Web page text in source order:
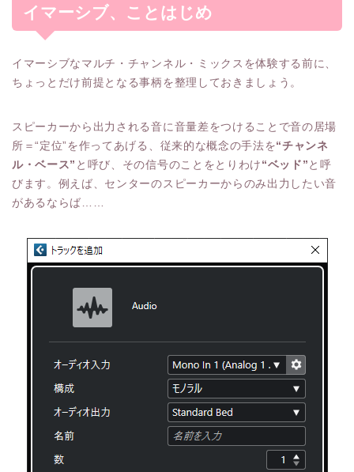
イマーシブ、ことはじめ
イマーシブなマルチ・チャンネル・ミックスを体験する前に、
ちょっとだけ前提となる事柄を整理しておきましょう。
スピーカーから出力される音に音量差をつけることで音の居場
所＝“定位”を作ってあげる、従来的な概念の手法を“チャンネ
ル・ベース” と呼び、その信号のことをとりわけ “ベッド” と呼
びます。例えば、センターのスピーカーからのみ出力したい音
があるならば……